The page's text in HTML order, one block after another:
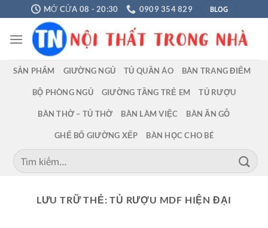
Chuyển
đến
nội
MỞ CỬA 08 - 20:30 0909 354 829 BLOG
SẢN PHẨM GIƯỜNG NGỦ TỦ QUẦN ÁO BÀN TRANG ĐIỂM
BỘ PHÒNG NGỦ GIƯỜNG TẦNG TRẺ EM TỦ RƯỢU
BÀN THỜ – TỦ THỜ BÀN LÀM VIỆC BÀN ĂN GỖ
GHẾ BỐ GIƯỜNG XẾP BÀN HỌC CHO BÉ
Tìm
kiếm:
LƯU TRỮ THẺ:TỦ RƯỢU MDF HIỆN ĐẠI